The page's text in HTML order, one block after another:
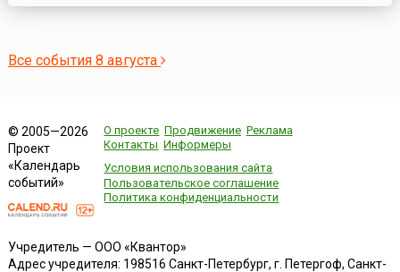
Все события 8 августа
© 2005—2026
Проект
«Календарь
событий»
О проекте Продвижение Реклама
Контакты Информеры
Условия использования сайта
Пользовательское соглашение
Политика конфиденциальности
Учредитель — ООО «Квантор»
Адрес учредителя: 198516 Санкт-Петербург, г. Петергоф, Санкт-